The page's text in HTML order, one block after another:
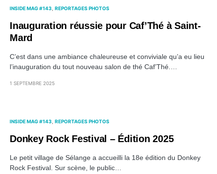
INSIDE MAG #143 REPORTAGES PHOTOS
Inauguration réussie pour Caf’Thé à Saint-
Mard
C’est dans une ambiance chaleureuse et conviviale qu’a eu lieu
l’inauguration du tout nouveau salon de thé Caf’Thé.…
1 SEPTEMBRE 2025
INSIDE MAG #143 REPORTAGES PHOTOS
Donkey Rock Festival – Édition 2025
Le petit village de Sélange a accueilli la 18e édition du Donkey
Rock Festival. Sur scène, le public…